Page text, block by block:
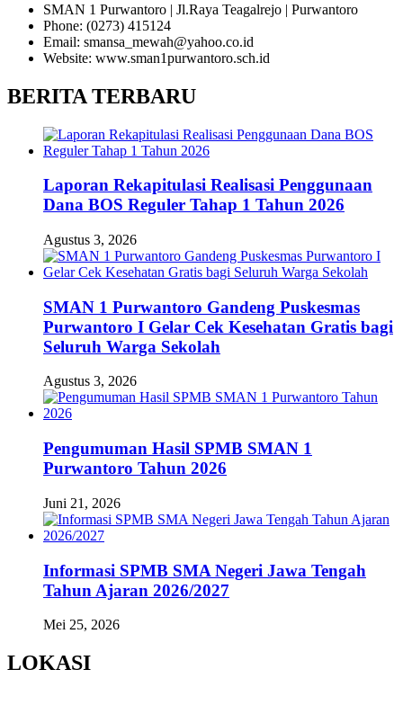
SMAN 1 Purwantoro | Jl.Raya Teagalrejo | Purwantoro
Phone: (0273) 415124
Email: smansa_mewah@yahoo.co.id
Website: www.sman1purwantoro.sch.id
BERITA TERBARU
Laporan Rekapitulasi Realisasi Penggunaan
Dana BOS Reguler Tahap 1 Tahun 2026
Agustus 3, 2026
SMAN 1 Purwantoro Gandeng Puskesmas
Purwantoro I Gelar Cek Kesehatan Gratis bagi
Seluruh Warga Sekolah
Agustus 3, 2026
Pengumuman Hasil SPMB SMAN 1
Purwantoro Tahun 2026
Juni 21, 2026
Informasi SPMB SMA Negeri Jawa Tengah
Tahun Ajaran 2026/2027
Mei 25, 2026
LOKASI